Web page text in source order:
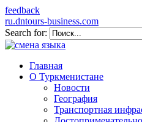
feedback
ru.dntours-business.com
Search for:
Главная
О Туркменистане
Новости
География
Транспортная